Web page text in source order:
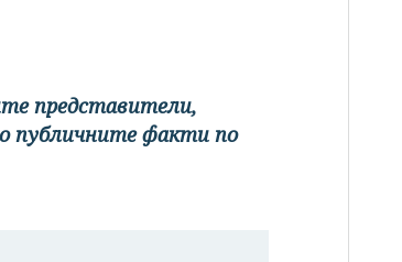
представители,
публичните факти по